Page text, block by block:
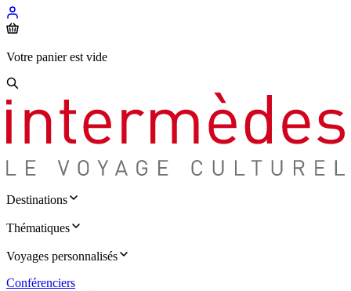
Votre panier est vide
Destinations
Thématiques
Voyages personnalisés
Conférenciers